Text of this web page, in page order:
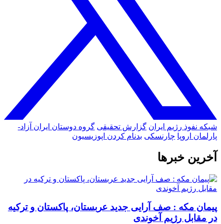
شبکه نفوذ رژیم ایران گزارش تحقیقی گروه دوستان ایران آزاد-
پارلمان اروپا چارنسکی بدنام کردن اپوزیسیون
آخرین خبرها
پیمان مکه : صف آرایی جدید عربستان، پاکستان و ترکیه
در مقابل رژیم آخوندی